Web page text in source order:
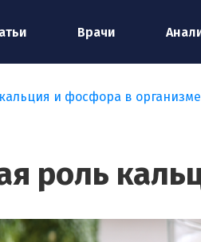
Врачи
и фосфора в организме
роль